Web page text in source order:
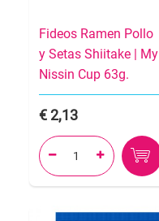
Fideos Ramen Pollo
y Setas Shiitake | My
Nissin Cup 63g.
2,13
 